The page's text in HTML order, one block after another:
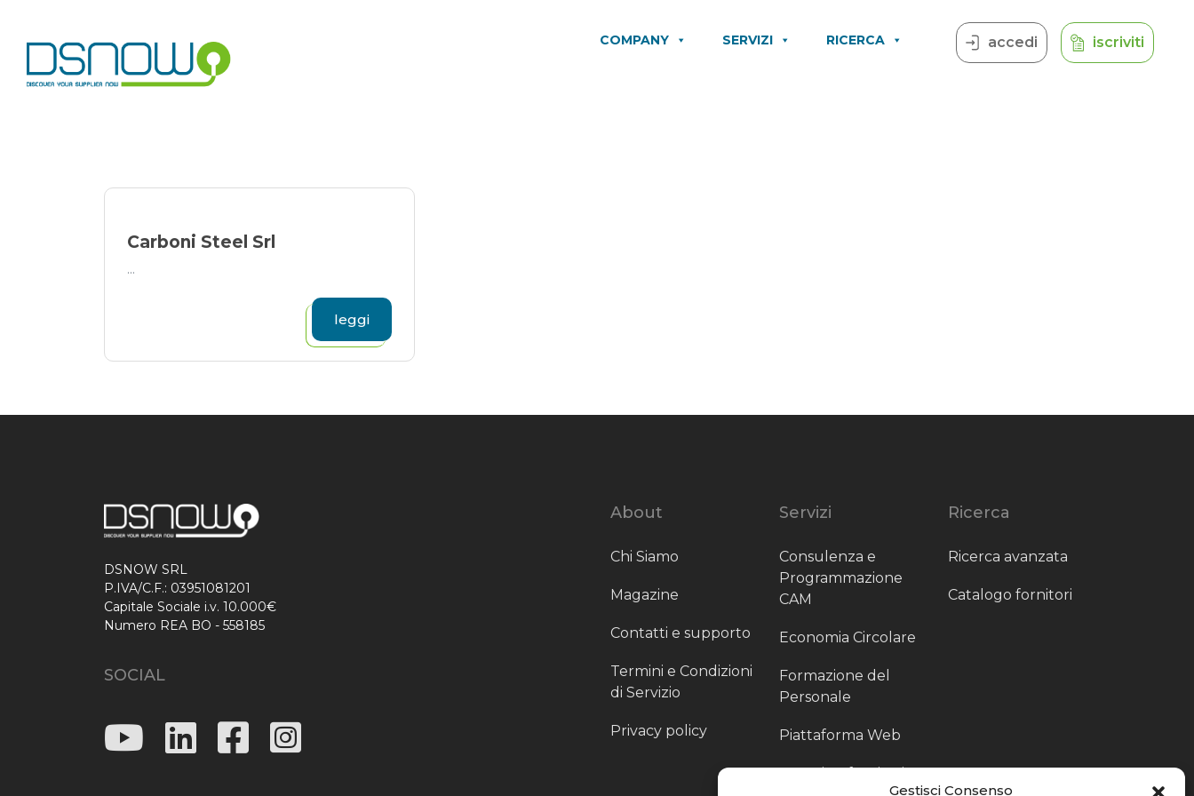
Gestisci Consenso
content
COMPANY SERVIZI RICERCA accedi iscriviti
Carboni Steel Srl
...
leggi
DSNOW SRL
P.IVA/C.F.: 03951081201
Capitale Sociale i.v. 10.000€
Numero REA BO - 558185
SOCIAL
About
Chi Siamo
Magazine
Contatti e supporto
Termini e Condizioni
di Servizio
Privacy policy
Servizi
Consulenza e
Programmazione
CAM
Economia Circolare
Formazione del
Personale
Piattaforma Web
Scouting fornitori
Ricerca
Ricerca avanzata
Catalogo fornitori